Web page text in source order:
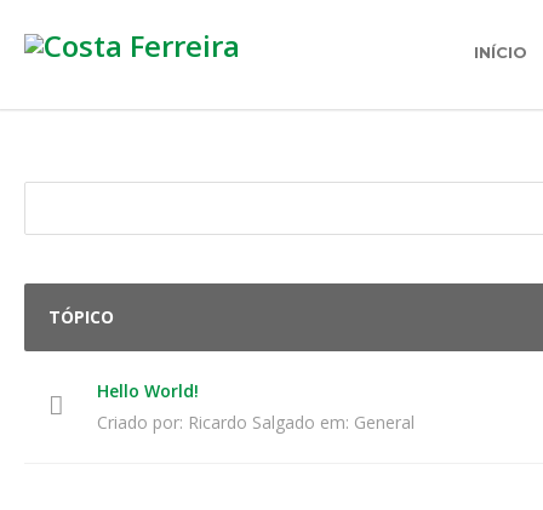
INÍCIO
TÓPICO
Hello World!
Criado por: Ricardo Salgado em: General